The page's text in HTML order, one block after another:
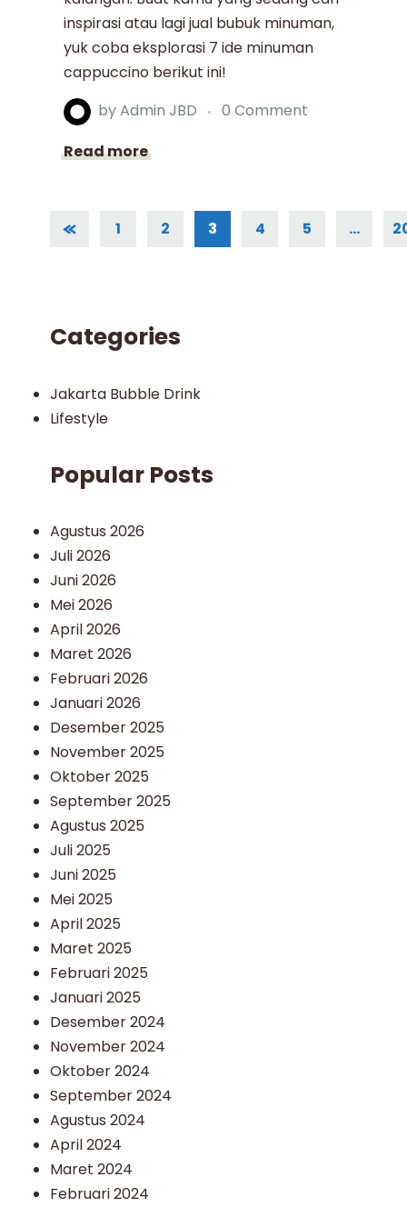
inspirasi atau lagi jual bubuk minuman,
yuk coba eksplorasi 7 ide minuman
cappuccino berikut ini!
byAdmin JBD
0 Comment
Read more
1 2 3 4 5 …
Categories
Jakarta Bubble Drink
Lifestyle
Popular Posts
Agustus 2026
Juli 2026
Juni 2026
Mei 2026
April 2026
Maret 2026
Februari 2026
Januari 2026
Desember 2025
November 2025
Oktober 2025
September 2025
Agustus 2025
Juli 2025
Juni 2025
Mei 2025
April 2025
Maret 2025
Februari 2025
Januari 2025
Desember 2024
November 2024
Oktober 2024
September 2024
Agustus 2024
April 2024
Maret 2024
Februari 2024